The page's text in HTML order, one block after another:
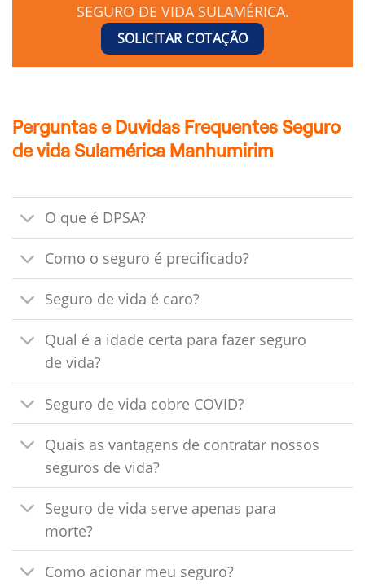
SEGURO DE VIDA SULAMÉRICA.
SOLICITAR COTAÇÃO
Perguntas e Duvidas Frequentes Seguro
de vida Sulamérica Manhumirim
O que é DPSA?
Como o seguro é precificado?
Seguro de vida é caro?
Qual é a idade certa para fazer seguro
de vida?
Seguro de vida cobre COVID?
Quais as vantagens de contratar nossos
seguros de vida?
Seguro de vida serve apenas para
morte?
Como acionar meu seguro?